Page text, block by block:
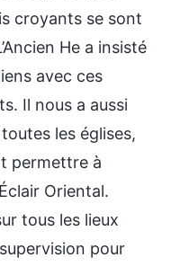
croyants se sont
He a insisté
avec ces
Il nous a aussi
les églises,
permettre à
Oriental.
tous les lieux
pour